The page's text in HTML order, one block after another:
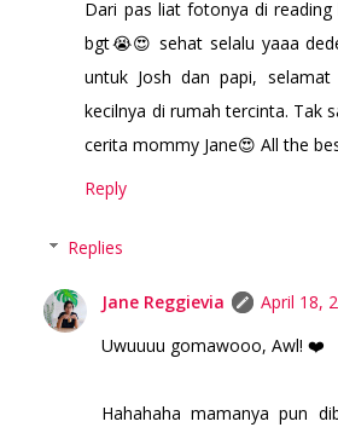
Dari pas liat fotonya di
bgt😭😍 sehat selalu yaaa
untuk Josh dan papi,
kecilnya di rumah tercinta. Tak
cerita mommy Jane😍 All the
Reply
Replies
Jane Reggievia
April 18,
Uwuuuu gomawooo, Awl! ❤️
Hahahaha mamanya pun